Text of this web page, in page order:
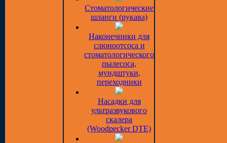
Стоматологические
шланги (рукава)
Наконечники для
слюноотсоса и
стоматологического
пылесоса,
мундштуки,
переходники
Насадки для
ультразвукового
скалера
(Woodpecker DTE)